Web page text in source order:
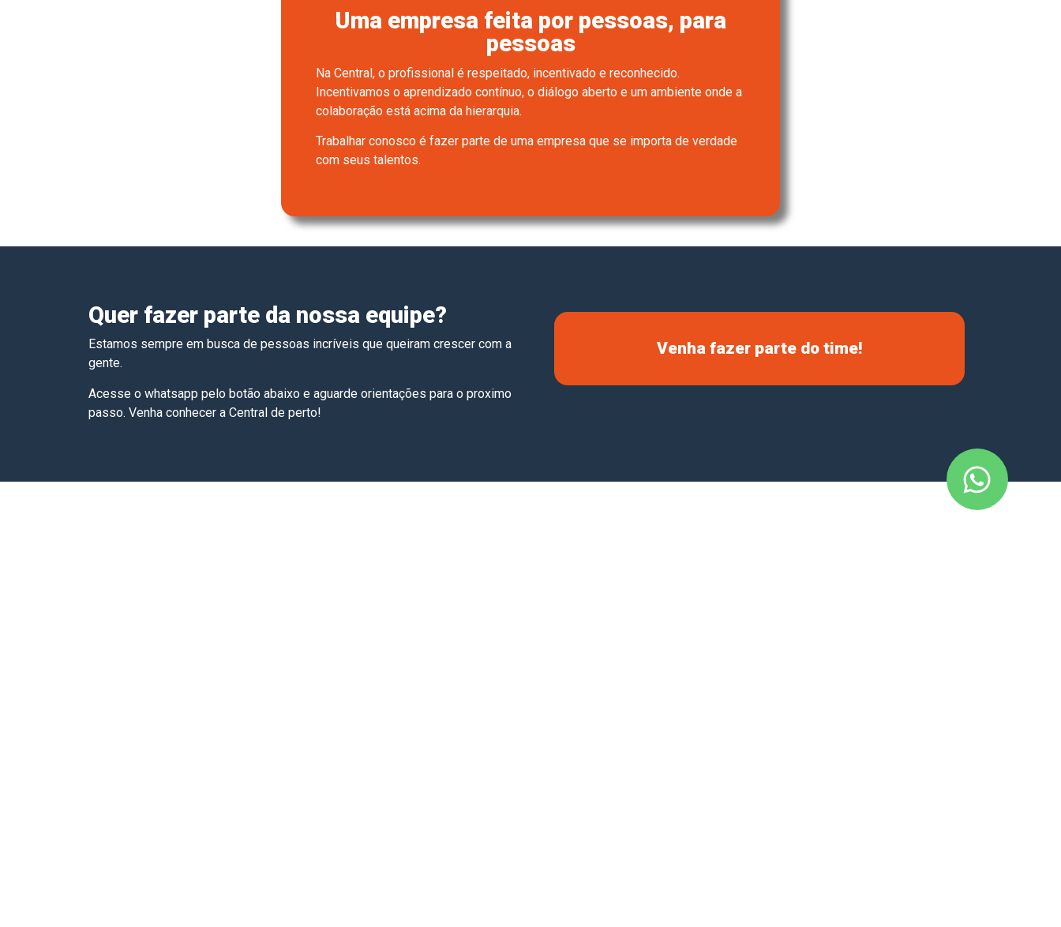
Uma empresa feita por pessoas, para
pessoas
Na Central, o profissional é respeitado, incentivado e reconhecido.
Incentivamos o aprendizado contínuo, o diálogo aberto e um ambiente onde a
colaboração está acima da hierarquia.
Trabalhar conosco é fazer parte de uma empresa que se importa de verdade
com seus talentos.
Quer fazer parte da nossa equipe?
Estamos sempre em busca de pessoas incríveis que queiram crescer com a
gente.
Acesse o whatsapp pelo botão abaixo e aguarde orientações para o proximo
passo. Venha conhecer a Central de perto!
Venha fazer parte do time!